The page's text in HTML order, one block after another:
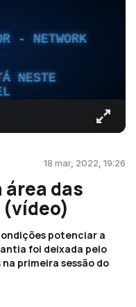
- NETWORK
NESTE
18 mar, 2022, 19:26
das
potenciar a
foi deixada pelo
primeira sessão do